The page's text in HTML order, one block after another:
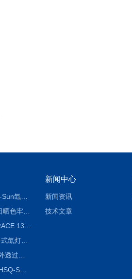
Q-Sun Xe-3Q-Sun氙灯老化箱
Q-SUN Xe-2日晒色牢度试验机_Q-SUN氙灯老化试验箱
Q-Sun Xe-1台式氙灯耐候老化试验箱/日晒色牢度试验机
Q-SUN Xe-3-HSQ-SUN氙灯老化试验箱
新闻中心
新闻资讯
技术文章